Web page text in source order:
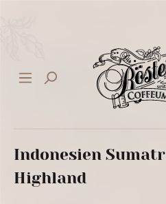
Indonesien
Highland